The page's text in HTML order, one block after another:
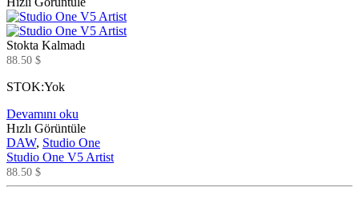
Stokta Kalmadı
88.50 $
STOK:Yok
Devamını oku
Hızlı Görüntüle
DAW, Studio One
Studio One V5 Artist
88.50 $